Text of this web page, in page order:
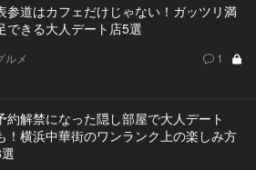
参道はカフェだけじゃない！ガッツリ満
できる大人デート店5選
ルメ 1
約解禁になった隠し部屋で大人デート
！横浜中華街のワンランク上の楽しみ方